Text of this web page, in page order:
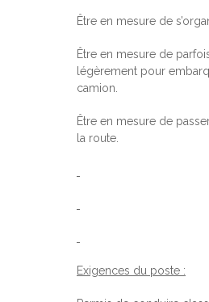
Être en mesure de
Être en mesure de
légèrement pour
camion.
Être en mesure de
la route.
Exigences du poste :